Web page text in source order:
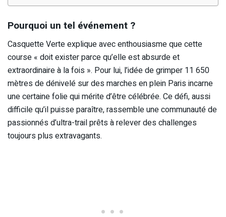
Pourquoi un tel événement ?
Casquette Verte explique avec enthousiasme que cette
course « doit exister parce qu’elle est absurde et
extraordinaire à la fois ». Pour lui, l’idée de grimper 11 650
mètres de dénivelé sur des marches en plein Paris incarne
une certaine folie qui mérite d’être célébrée. Ce défi, aussi
difficile qu’il puisse paraître, rassemble une communauté de
passionnés d’ultra-trail prêts à relever des challenges
toujours plus extravagants.